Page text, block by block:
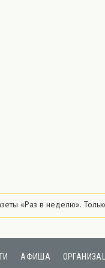
«Раз в неделю».
АФИША